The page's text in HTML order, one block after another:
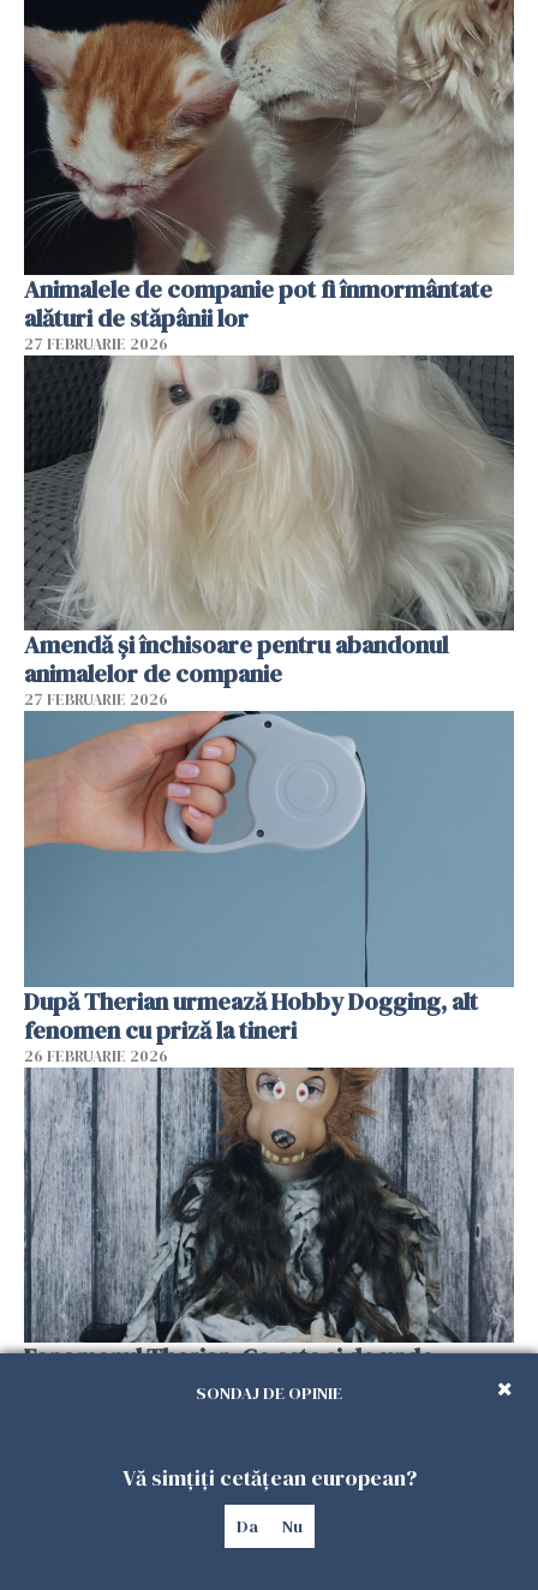
Animalele de companie pot fi înmormântate
alături de stăpânii lor
27 FEBRUARIE 2026
Amendă și închisoare pentru abandonul
animalelor de companie
27 FEBRUARIE 2026
După Therian urmează Hobby Dogging, alt
fenomen cu priză la tineri
26 FEBRUARIE 2026
Fenomenul Therian. Ce este și de unde
SONDAJ DE OPINIE
Vă simțiți cetățean european?
Da Nu